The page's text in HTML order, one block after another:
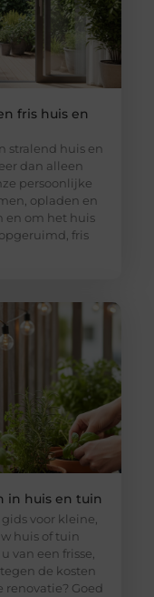
fris huis en
stralend huis en
dan alleen
persoonlijke
opladen en
en om het huis
fris
in huis en tuin
voor kleine,
huis of tuin
van een frisse,
de kosten
renovatie? Goed